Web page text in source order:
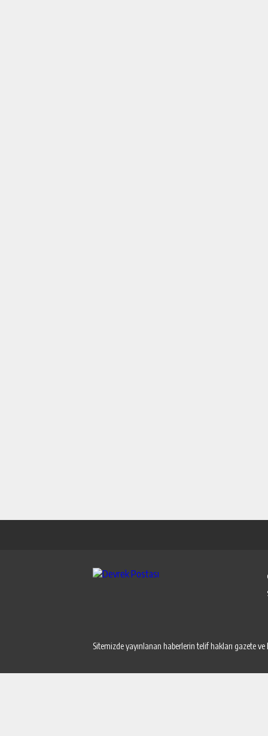
Sitemizde yayınlanan haberlerin telif hakları gazete